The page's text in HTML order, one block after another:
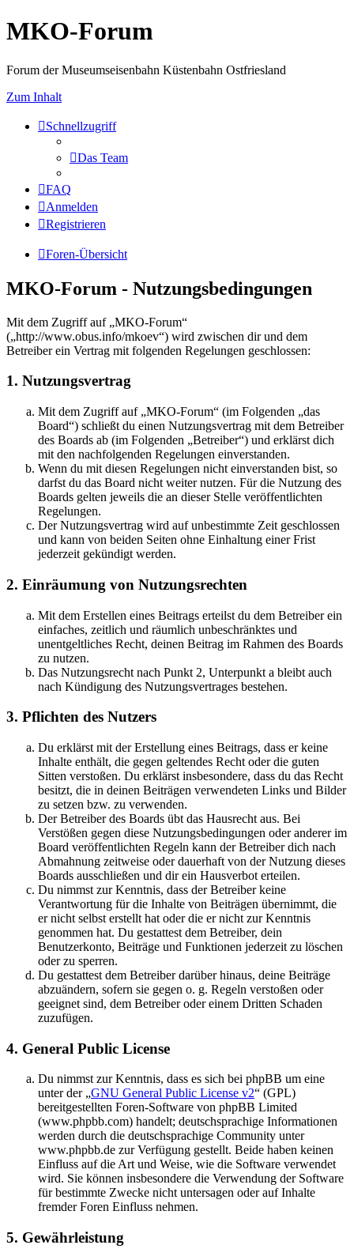
MKO-Forum
Forum der Museumseisenbahn Küstenbahn Ostfriesland
Zum Inhalt
Schnellzugriff
Das Team
FAQ
Anmelden
Registrieren
Foren-Übersicht
MKO-Forum - Nutzungsbedingungen
Mit dem Zugriff auf „MKO-Forum“
(„http://www.obus.info/mkoev“) wird zwischen dir und dem
Betreiber ein Vertrag mit folgenden Regelungen geschlossen:
1. Nutzungsvertrag
Mit dem Zugriff auf „MKO-Forum“ (im Folgenden „das
Board“) schließt du einen Nutzungsvertrag mit dem Betreiber
des Boards ab (im Folgenden „Betreiber“) und erklärst dich
mit den nachfolgenden Regelungen einverstanden.
Wenn du mit diesen Regelungen nicht einverstanden bist, so
darfst du das Board nicht weiter nutzen. Für die Nutzung des
Boards gelten jeweils die an dieser Stelle veröffentlichten
Regelungen.
Der Nutzungsvertrag wird auf unbestimmte Zeit geschlossen
und kann von beiden Seiten ohne Einhaltung einer Frist
jederzeit gekündigt werden.
2. Einräumung von Nutzungsrechten
Mit dem Erstellen eines Beitrags erteilst du dem Betreiber ein
einfaches, zeitlich und räumlich unbeschränktes und
unentgeltliches Recht, deinen Beitrag im Rahmen des Boards
zu nutzen.
Das Nutzungsrecht nach Punkt 2, Unterpunkt a bleibt auch
nach Kündigung des Nutzungsvertrages bestehen.
3. Pflichten des Nutzers
Du erklärst mit der Erstellung eines Beitrags, dass er keine
Inhalte enthält, die gegen geltendes Recht oder die guten
Sitten verstoßen. Du erklärst insbesondere, dass du das Recht
besitzt, die in deinen Beiträgen verwendeten Links und Bilder
zu setzen bzw. zu verwenden.
Der Betreiber des Boards übt das Hausrecht aus. Bei
Verstößen gegen diese Nutzungsbedingungen oder anderer im
Board veröffentlichten Regeln kann der Betreiber dich nach
Abmahnung zeitweise oder dauerhaft von der Nutzung dieses
Boards ausschließen und dir ein Hausverbot erteilen.
Du nimmst zur Kenntnis, dass der Betreiber keine
Verantwortung für die Inhalte von Beiträgen übernimmt, die
er nicht selbst erstellt hat oder die er nicht zur Kenntnis
genommen hat. Du gestattest dem Betreiber, dein
Benutzerkonto, Beiträge und Funktionen jederzeit zu löschen
oder zu sperren.
Du gestattest dem Betreiber darüber hinaus, deine Beiträge
abzuändern, sofern sie gegen o. g. Regeln verstoßen oder
geeignet sind, dem Betreiber oder einem Dritten Schaden
zuzufügen.
4. General Public License
Du nimmst zur Kenntnis, dass es sich bei phpBB um eine
unter der „GNU General Public License v2“ (GPL)
bereitgestellten Foren-Software von phpBB Limited
(www.phpbb.com) handelt; deutschsprachige Informationen
werden durch die deutschsprachige Community unter
www.phpbb.de zur Verfügung gestellt. Beide haben keinen
Einfluss auf die Art und Weise, wie die Software verwendet
wird. Sie können insbesondere die Verwendung der Software
für bestimmte Zwecke nicht untersagen oder auf Inhalte
fremder Foren Einfluss nehmen.
5. Gewährleistung